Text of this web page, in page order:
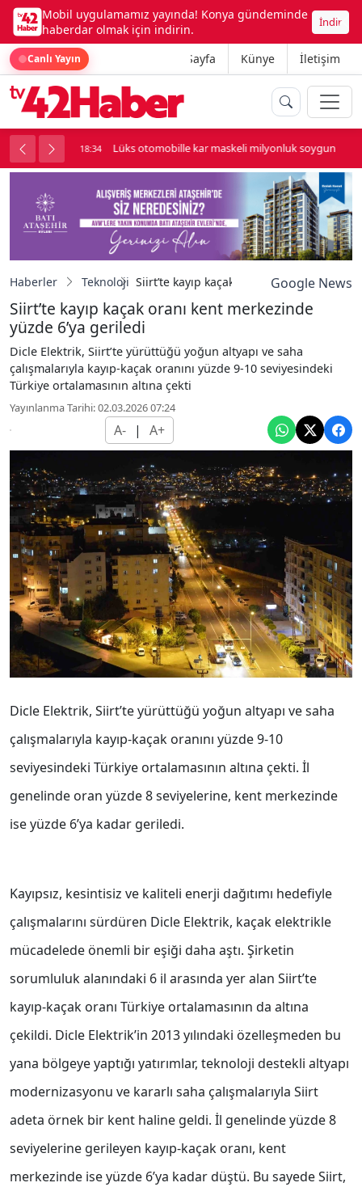
Mobil uygulamamız yayında! Konya gündeminde
haberdar olmak için indirin.
İndir
Canlı Yayın Ana Sayfa Künye İletişim
kavga çıktı 18:34 Lüks otomobille kar maskeli milyonluk soygun
Haberler Teknoloji Siirt’te kayıp kaçak oranı kentGoogle News
Siirt’te kayıp kaçak oranı kent merkezinde
yüzde 6’ya geriledi
Dicle Elektrik, Siirt’te yürüttüğü yoğun altyapı ve saha
çalışmalarıyla kayıp-kaçak oranını yüzde 9-10 seviyesindeki
Türkiye ortalamasının altına çekti
Yayınlanma Tarihi: 02.03.2026 07:24
A- | A+
Dicle Elektrik, Siirt’te yürüttüğü yoğun altyapı ve saha
çalışmalarıyla kayıp-kaçak oranını yüzde 9-10
seviyesindeki Türkiye ortalamasının altına çekti. İl
genelinde oran yüzde 8 seviyelerine, kent merkezinde
ise yüzde 6’ya kadar geriledi.
Kayıpsız, kesintisiz ve kaliteli enerji dağıtımı hedefiyle
çalışmalarını sürdüren Dicle Elektrik, kaçak elektrikle
mücadelede önemli bir eşiği daha aştı. Şirketin
sorumluluk alanındaki 6 il arasında yer alan Siirt’te
kayıp-kaçak oranı Türkiye ortalamasının da altına
çekildi. Dicle Elektrik’in 2013 yılındaki özelleşmeden bu
yana bölgeye yaptığı yatırımlar, teknoloji destekli altyapı
modernizasyonu ve kararlı saha çalışmalarıyla Siirt
adeta örnek bir kent haline geldi. İl genelinde yüzde 8
seviyelerine gerileyen kayıp-kaçak oranı, kent
merkezinde ise yüzde 6’ya kadar düştü. Bu sayede Siirt,